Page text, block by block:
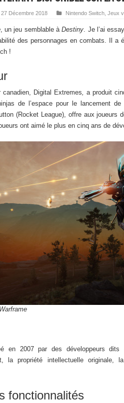
27 Décembre 2018 Nintendo Switch, Jeux
, un jeu semblable àDestiny. Je l’ai
des personnages en combats. Il a
!
canadien, Digital Extremes,a produit
de l’espace pour le lancement de
(Rocket League), offre aux joueurs
ont aimé le plus en cinq ans de
en 2007 par des développeurs dits
la propriété intellectuelle originale,
fonctionnalités